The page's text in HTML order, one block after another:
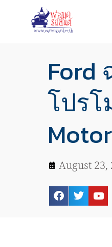
Ford
โปรโ
August 23,